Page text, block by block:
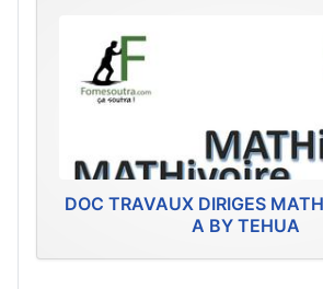
DOC TRAVAUX DIRIGES
A BY TEHUA